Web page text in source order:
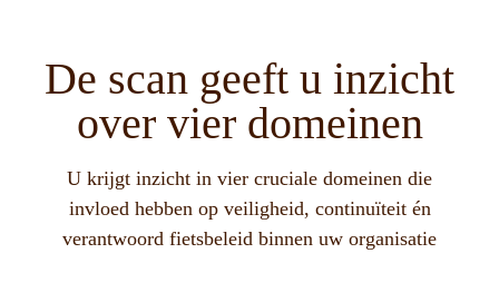
De scan geeft u inzicht
over vier domeinen
U krijgt inzicht in vier cruciale domeinen die
invloed hebben op veiligheid, continuïteit én
verantwoord fietsbeleid binnen uw organisatie